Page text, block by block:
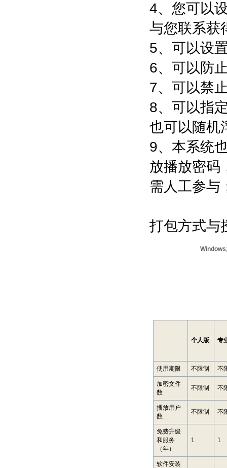
4、您可以
与您联系获
5、可以设
6、可以防
7、可以禁
8、可以指
也可以随机
9、本系统
放播放密码
需人工参与
打包方式与
Windows
个人版 专
使用期限 不限制 不
加密文件
数
不限制 不
播放用户
数
不限制 不
免费升级
和服务
（年）
1 1
软件安装